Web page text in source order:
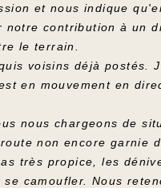
et nous indique
contribution à un
le terrain.
voisins déjà postés.
en mouvement en
nous chargeons de
non encore garnie
très propice, les
camoufler. Nous